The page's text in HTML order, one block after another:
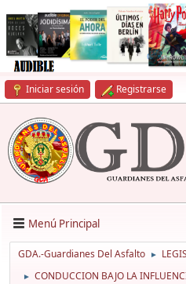
Iniciar sesión Registrarse
Menú Principal
GDA.-Guardianes Del Asfalto ►
► CONDUCCION BAJO LA